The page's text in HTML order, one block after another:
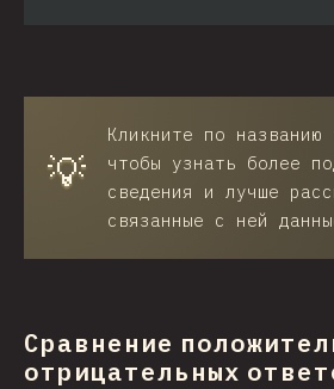
💡
Кликните по названию
чтобы узнать более
сведения и лучше
связанные с ней
Сравнение
отрицательных